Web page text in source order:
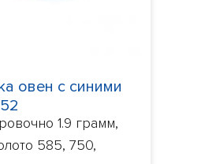
овен с синими
1.9 грамм,
585, 750,